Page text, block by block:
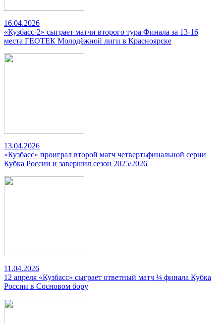
16.04.2026
«Кузбасс-2» сыграет матчи второго тура Финала за 13-16
места ГЕОТЕК Молодёжной лиги в Красноярске
13.04.2026
«Кузбасс» проиграл второй матч четвертьфинальной серии
Кубка России и завершил сезон 2025/2026
11.04.2026
12 апреля «Кузбасс» сыграет ответный матч ¼ финала Кубка
России в Сосновом бору